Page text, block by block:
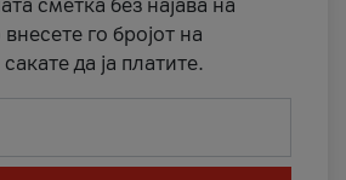
сметка без најава на
го бројот на
да ја платите.